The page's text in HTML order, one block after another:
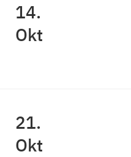
14.
Okt
21.
Okt